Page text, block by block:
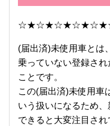
(届出済)未使用車とは
乗っていない登録さ
ことです。
この(届出済)未使用車
いう扱いになるため
できると大変注目され